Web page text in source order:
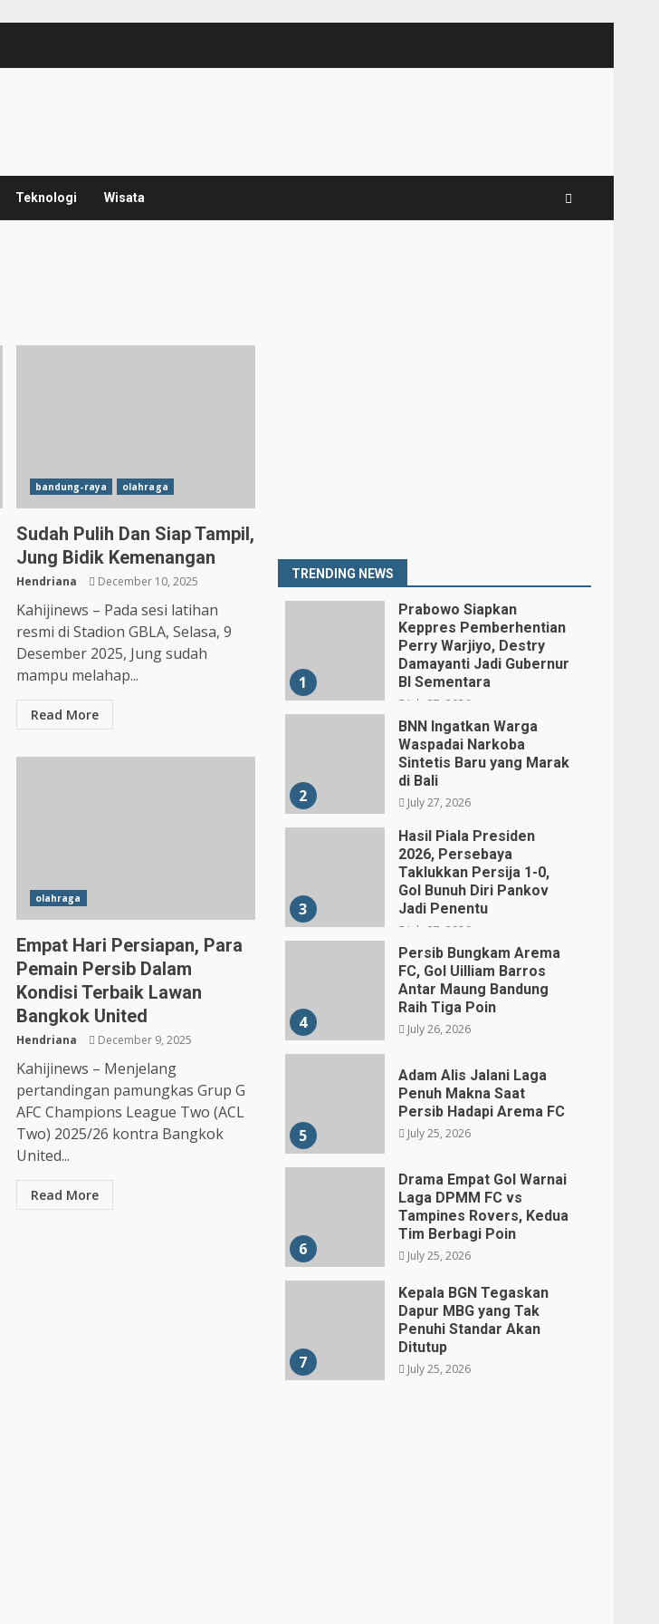
Teknologi Wisata
bandung-raya olahraga
Sudah Pulih Dan Siap Tampil,
Jung Bidik Kemenangan
Hendriana December 10, 2025
Kahijinews – Pada sesi latihan
resmi di Stadion GBLA, Selasa, 9
Desember 2025, Jung sudah
mampu melahap...
Read More
olahraga
Empat Hari Persiapan, Para
Pemain Persib Dalam
Kondisi Terbaik Lawan
Bangkok United
Hendriana December 9, 2025
Kahijinews – Menjelang
pertandingan pamungkas Grup G
AFC Champions League Two (ACL
Two) 2025/26 kontra Bangkok
United...
Read More
TRENDING NEWS
1
Prabowo Siapkan
Keppres Pemberhentian
Perry Warjiyo, Destry
Damayanti Jadi Gubernur
BI Sementara
July 27, 2026
2
BNN Ingatkan Warga
Waspadai Narkoba
Sintetis Baru yang Marak
di Bali
July 27, 2026
3
Hasil Piala Presiden
2026, Persebaya
Taklukkan Persija 1-0,
Gol Bunuh Diri Pankov
Jadi Penentu
July 27, 2026
4
Persib Bungkam Arema
FC, Gol Uilliam Barros
Antar Maung Bandung
Raih Tiga Poin
July 26, 2026
5
Adam Alis Jalani Laga
Penuh Makna Saat
Persib Hadapi Arema FC
July 25, 2026
6
Drama Empat Gol Warnai
Laga DPMM FC vs
Tampines Rovers, Kedua
Tim Berbagi Poin
July 25, 2026
7
Kepala BGN Tegaskan
Dapur MBG yang Tak
Penuhi Standar Akan
Ditutup
July 25, 2026